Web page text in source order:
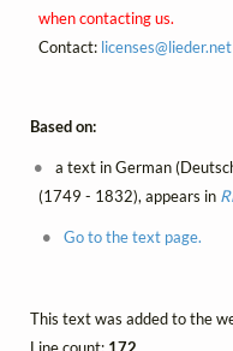
when contacting us.
Contact: licenses@lieder.net
Based on:
a text in German
(1749 - 1832), appears in
Go to the text page.
This text was added to the